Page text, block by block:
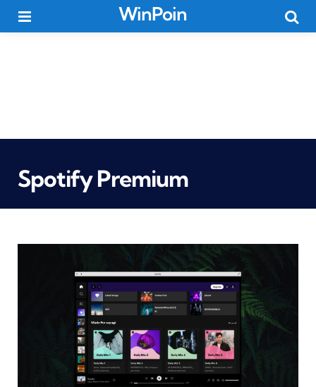
WinPoin
Spotify Premium